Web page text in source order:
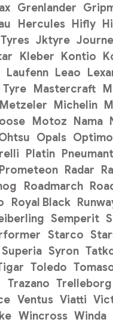
Grenlander
Hercules Hifly
Jktyre
Kleber Kontio
Laufenn Leao
Tyre Mastercraft
Metzeler Michelin
Motoz Nama
Opals Optimo
Platin Pneumant
Prometeon Radar
Roadmarch
Royal Black
Semperit
Starco
Superia Syron
Toledo
Trazano Trelleborg
Ventus Viatti
Wincross Winda